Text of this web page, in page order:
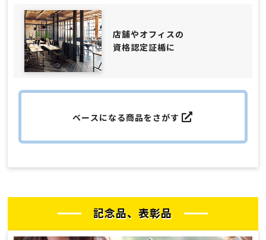
店舗やオフィスの
資格認定証楯に
ベースになる商品をさがす
記念品、表彰品